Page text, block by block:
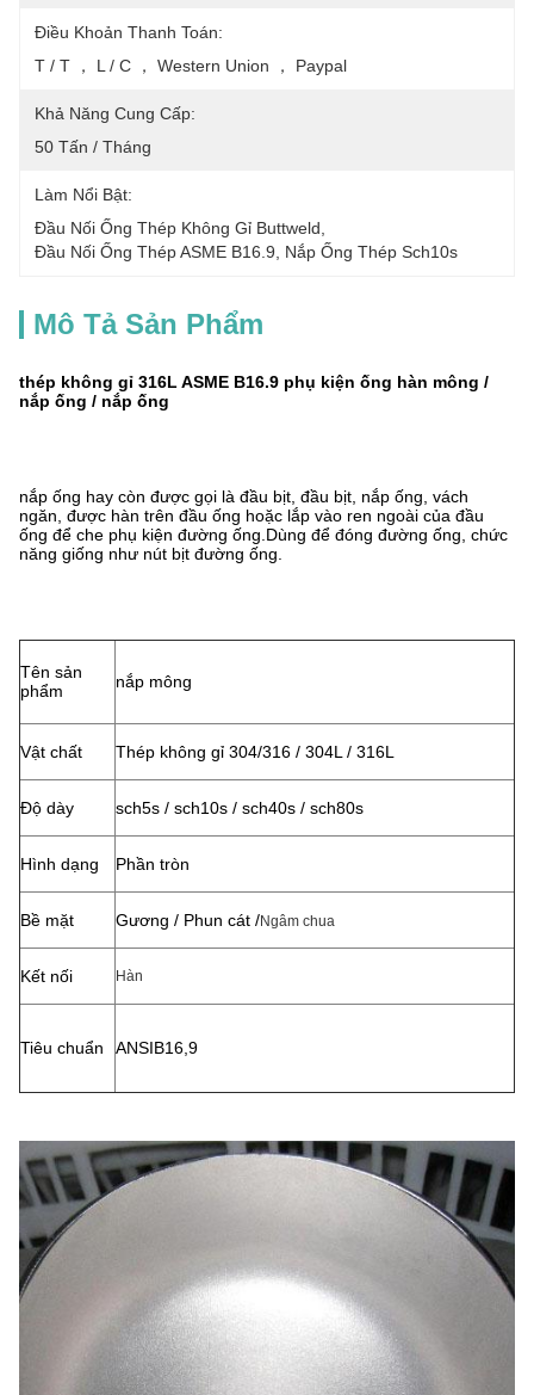
Điều Khoản Thanh Toán:
T / T ， L / C ， Western Union ， Paypal
Khả Năng Cung Cấp:
50 Tấn / Tháng
Làm Nổi Bật:
Đầu Nối Ống Thép Không Gỉ Buttweld
Đầu Nối Ống Thép ASME B16.9
Nắp Ống Thép Sch10s
Mô Tả Sản Phẩm
thép không gỉ 316L ASME B16.9 phụ kiện ống hàn mông /
nắp ống / nắp ống
nắp ống hay còn được gọi là đầu bịt, đầu bịt, nắp ống, vách
ngăn, được hàn trên đầu ống hoặc lắp vào ren ngoài của đầu
ống để che phụ kiện đường ống.Dùng để đóng đường ống, chức
năng giống như nút bịt đường ống.
Tên sản
phẩm
nắp mông
Vật chất Thép không gỉ 304/316 / 304L / 316L
Độ dày sch5s / sch10s / sch40s / sch80s
Hình dạng Phần tròn
Bề mặt Gương / Phun cát /Ngâm chua
Kết nối Hàn
Tiêu chuẩn ANSIB16,9